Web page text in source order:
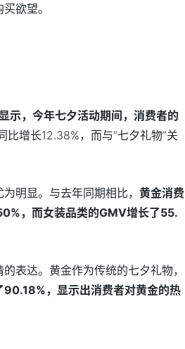
欲望。
示，今年七夕活动期间，消费者的
增长12.38%，而与“七夕礼物”关
明显。与去年同期相比， 黄金消费
，而女装品类的GMV增长了55.
表达。黄金作为传统的七夕礼物，
90.18%，显示出消费者对黄金的热